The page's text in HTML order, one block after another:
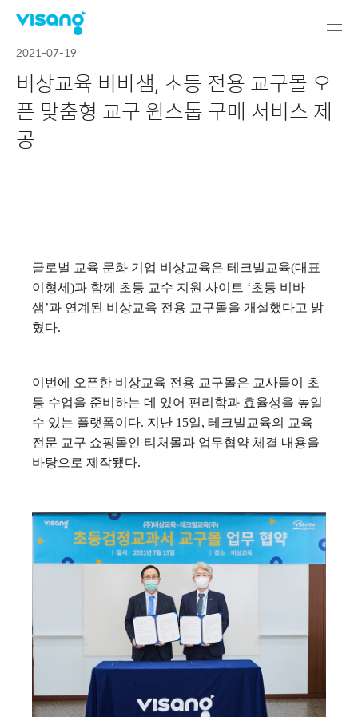
2021-07-19
비상교육 비바샘, 초등 전용 교구몰 오
픈 맞춤형 교구 원스톱 구매 서비스 제
공
글로벌 교육 문화 기업 비상교육은 테크빌교육(대표
이형세)과 함께 초등 교수 지원 사이트 ‘초등 비바
샘’과 연계된 비상교육 전용 교구몰을 개설했다고 밝
혔다.
이번에 오픈한 비상교육 전용 교구몰은 교사들이 초
등 수업을 준비하는 데 있어 편리함과 효율성을 높일
수 있는 플랫폼이다. 지난 15일, 테크빌교육의 교육
전문 교구 쇼핑몰인 티처몰과 업무협약 체결 내용을
바탕으로 제작됐다.